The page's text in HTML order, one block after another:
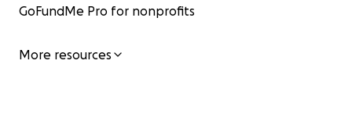
GoFundMe Pro for nonprofits
More resources